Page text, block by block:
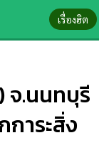
เรื่องฮิต
จ.นนทบุรี
การะสิ่ง